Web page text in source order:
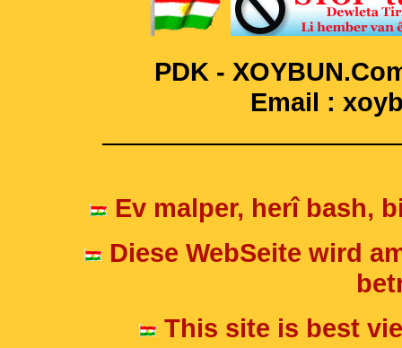
PDK -
Email :
Ev malper, herî bash,
Diese WebSeite wird
This site is best